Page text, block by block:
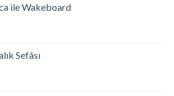
ile Wakeboard
Sefâsı